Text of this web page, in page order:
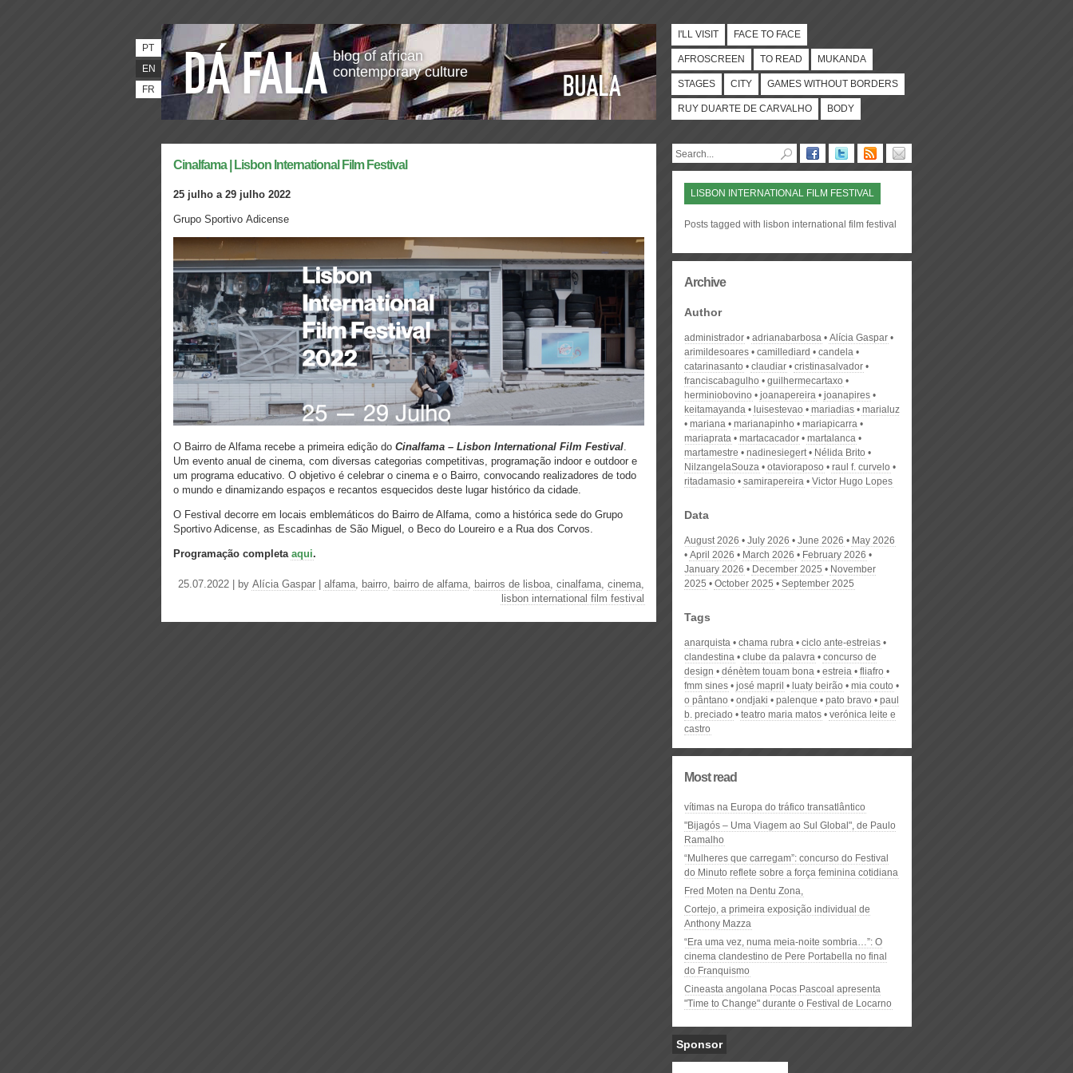
blog of african
contemporary culture
PT
EN
FR
I'LL VISIT FACE TO FACE
AFROSCREEN TO READ MUKANDA
STAGES CITY GAMES WITHOUT BORDERS
RUY DUARTE DE CARVALHO BODY
Cinalfama | Lisbon International Film Festival
25 julho a 29 julho 2022
Grupo Sportivo Adicense
O Bairro de Alfama recebe a primeira edição do Cinalfama – Lisbon International Film Festival.
Um evento anual de cinema, com diversas categorias competitivas, programação indoor e outdoor e
um programa educativo. O objetivo é celebrar o cinema e o Bairro, convocando realizadores de todo
o mundo e dinamizando espaços e recantos esquecidos deste lugar histórico da cidade.
O Festival decorre em locais emblemáticos do Bairro de Alfama, como a histórica sede do Grupo
Sportivo Adicense, as Escadinhas de São Miguel, o Beco do Loureiro e a Rua dos Corvos.
Programação completa aqui.
25.07.2022 | by Alícia Gaspar alfama, bairro, bairro de alfama, bairros de lisboa, cinalfama, cinema,
lisbon international film festival
LISBON INTERNATIONAL FILM FESTIVAL
Posts tagged with lisbon international film festival
Archive
Author
administrador adrianabarbosa
Alícia Gaspar
arimildesoares
camillediard
candela
catarinasanto
claudiar
cristinasalvador
franciscabagulho
guilhermecartaxo
herminiobovino
joanapereira
joanapires
keitamayanda
luisestevao mariadias
marialuz
mariana
marianapinho
mariapicarra
mariaprata
martacacador
martalanca
martamestre
nadinesiegert
Nélida Brito
NilzangelaSouza
otavioraposo
raul f. curvelo
ritadamasio
samirapereira Victor Hugo Lopes
Data
August 2026 July 2026 June 2026
May 2026
April 2026
March 2026
February 2026
January 2026
December 2025
November
2025
October 2025 September 2025
Tags
anarquista chama rubra
ciclo ante-estreias
clandestina
clube da palavra
concurso de
design
dénètem touam bona estreia
fliafro
fmm sines
josé mapril luaty beirão
mia couto
o pântano
ondjaki palenque pato bravo
paul
b. preciado
teatro maria matos
verónica leite e
castro
Most read
vítimas na Europa do tráfico transatlântico
"Bijagós – Uma Viagem ao Sul Global", de Paulo
Ramalho
“Mulheres que carregam”: concurso do Festival
do Minuto reflete sobre a força feminina cotidiana
Fred Moten na Dentu Zona,
Cortejo, a primeira exposição individual de
Anthony Mazza
“Era uma vez, numa meia-noite sombria…”: O
cinema clandestino de Pere Portabella no final
do Franquismo
Cineasta angolana Pocas Pascoal apresenta
"Time to Change" durante o Festival de Locarno
Sponsor